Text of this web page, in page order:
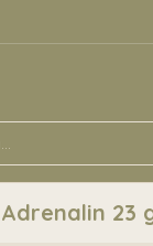
23